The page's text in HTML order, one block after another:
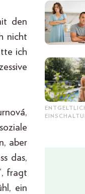
den
nicht
ich
aber
das,
fragt
ein